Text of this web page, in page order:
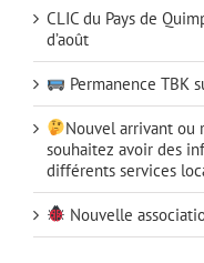
CLIC du Pays de
d’août
Permanence TBK
Nouvel arrivant ou
souhaitez avoir des
différents services
Nouvelle